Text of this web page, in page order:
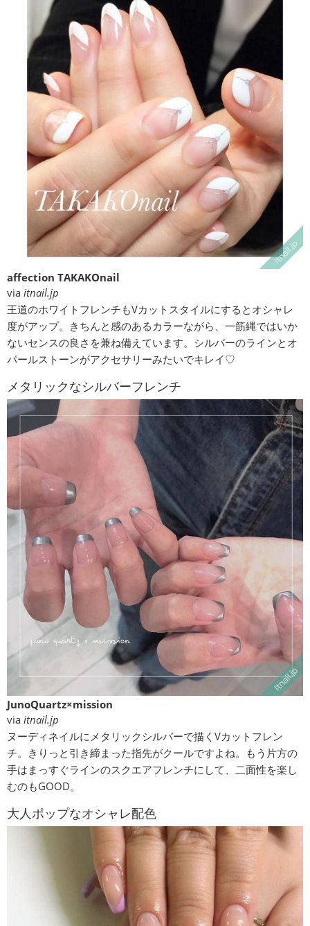
affection TAKAKOnail
via itnail.jp
王道のホワイトフレンチもVカットスタイルにするとオシャレ
度がアップ。きちんと感のあるカラーながら、一筋縄ではいか
ないセンスの良さを兼ね備えています。シルバーのラインとオ
パールストーンがアクセサリーみたいでキレイ♡
メタリックなシルバーフレンチ
JunoQuartz×mission
via itnail.jp
ヌーディネイルにメタリックシルバーで描くVカットフレン
チ。きりっと引き締まった指先がクールですよね。もう片方の
手はまっすぐラインのスクエアフレンチにして、二面性を楽し
むのもGOOD。
大人ポップなオシャレ配色